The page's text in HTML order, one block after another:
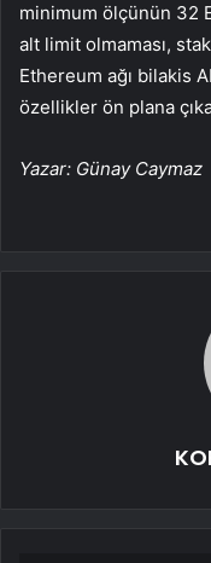
minimum ölçünün 32
alt limit olmaması,
Ethereum ağı bilakis
özellikler ön plana
Yazar: Günay Caymaz